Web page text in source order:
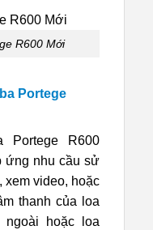
R600 Mới
Portege
Portege R600
ứng nhu cầu sử
xem video, hoặc
thanh của loa
hoặc loa